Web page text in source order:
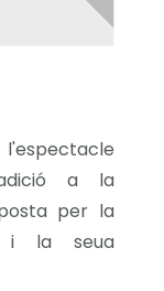
a la
per la
i la seua